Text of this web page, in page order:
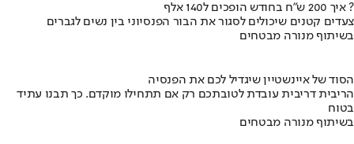
איך 200 ש"ח בחודש הופכים ל140 אלף ?
צעדים קטנים שיכולים לסגור את הבור הפנסיוני בין נשים לגברים
בשיתוף מנורה מבטחים
הסוד של איינשטיין שיגדיל לכם את הפנסיה
הריבית דריבית עובדת לטובתכם רק אם תתחילו מוקדם. כך תבנו עתיד
בטוח
בשיתוף מנורה מבטחים